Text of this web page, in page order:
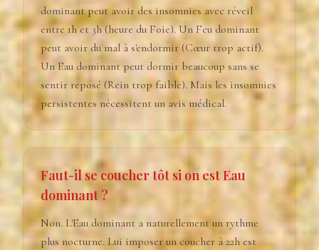
dominant peut avoir des insomnies avec réveil
entre 1h et 3h (heure du Foie). Un Feu dominant
peut avoir du mal à s'endormir (Cœur trop actif).
Un Eau dominant peut dormir beaucoup sans se
sentir reposé (Rein trop faible). Mais les insomnies
persistentes nécessitent un avis médical.
Faut-il se coucher tôt si on est Eau
dominant ?
Non. L'Eau dominant a naturellement un rythme
plus nocturne. Lui imposer un coucher à 22h est